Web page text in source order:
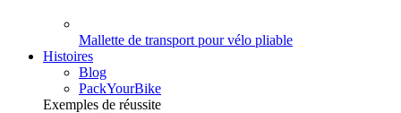
Mallette de transport pour vélo pliable
Histoires
Blog
PackYourBike
Exemples de réussite